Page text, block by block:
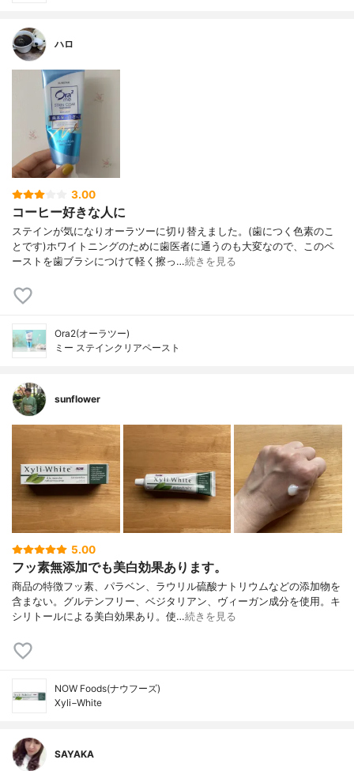
ハロ
3.00
コーヒー好きな人に
ステインが気になりオーラツーに切り替えました。(歯につく色素のこ
とです)ホワイトニングのために歯医者に通うのも大変なので、このペ
ーストを歯ブラシにつけて軽く擦っ…続きを見る
Ora2(オーラツー)
ミー ステインクリアペースト
sunflower
5.00
フッ素無添加でも美白効果あります。
商品の特徴フッ素、パラベン、ラウリル硫酸ナトリウムなどの添加物を
含まない。グルテンフリー、ベジタリアン、ヴィーガン成分を使用。キ
シリトールによる美白効果あり。使…続きを見る
NOW Foods(ナウフーズ)
Xyli−White
SAYAKA